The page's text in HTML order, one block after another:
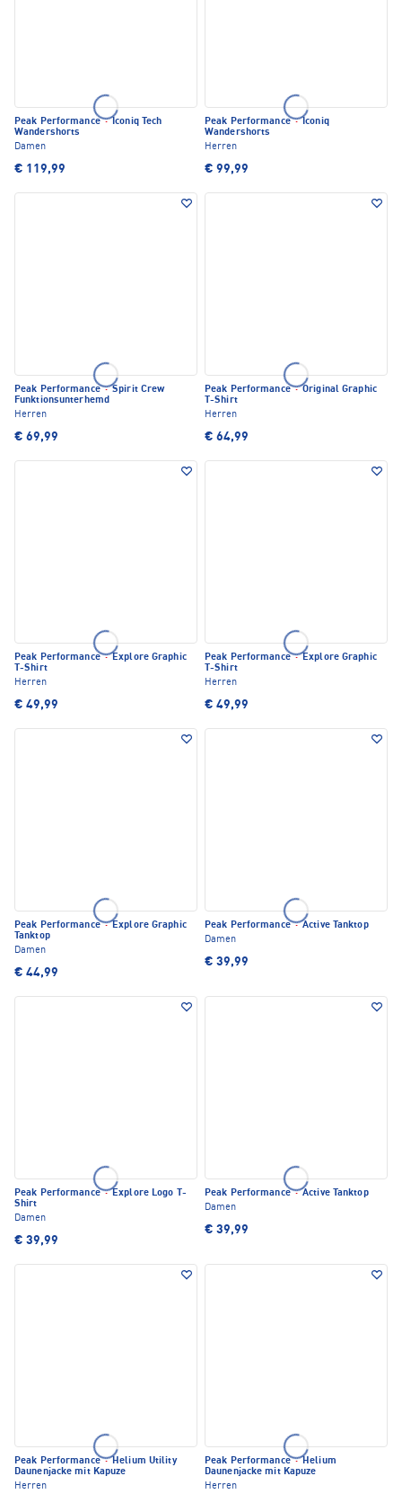
Peak Performance·Iconiq Tech
Wandershorts
Damen
€ 119,99
Peak Performance·Iconiq
Wandershorts
Herren
€ 99,99
Peak Performance·Spirit Crew
Funktionsunterhemd
Herren
€ 69,99
Peak Performance·Original Graphic
T-Shirt
Herren
€ 64,99
Peak Performance·Explore Graphic
T-Shirt
Herren
€ 49,99
Peak Performance·Explore Graphic
T-Shirt
Herren
€ 49,99
Peak Performance·Explore Graphic
Tanktop
Damen
€ 44,99
Peak Performance·Active Tanktop
Damen
€ 39,99
Peak Performance·Explore Logo T-
Shirt
Damen
€ 39,99
Peak Performance·Active Tanktop
Damen
€ 39,99
Peak Performance·Helium Utility
Daunenjacke mit Kapuze
Herren
Peak Performance·Helium
Daunenjacke mit Kapuze
Herren